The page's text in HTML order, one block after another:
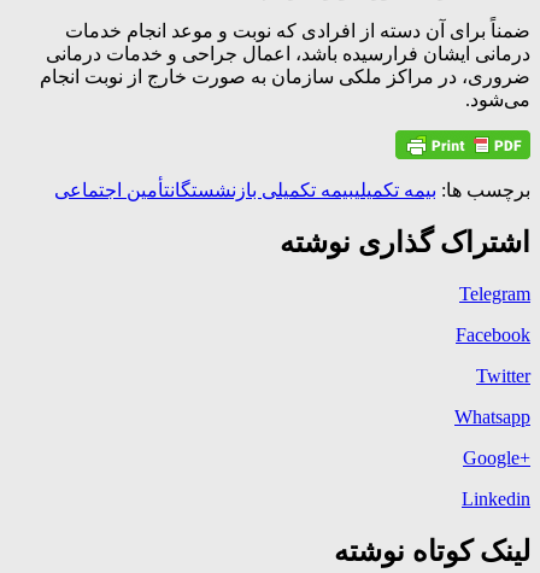
ضمناً برای آن دسته از افرادی که نوبت و موعد انجام خدمات
درمانی ایشان فرارسیده باشد، اعمال جراحی و خدمات درمانی
ضروری، در مراکز ملکی سازمان به صورت خارج از نوبت انجام
می‌شود.
برچسب ها: بیمه تکمیلیبیمه تکمیلی بازنشستگانتأمین اجتماعی
اشتراک گذاری نوشته
Telegram
Facebook
Twitter
Whatsapp
+Google
Linkedin
لینک کوتاه نوشته